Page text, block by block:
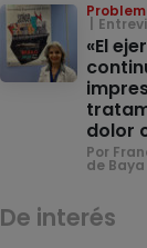
«El
dolor
Por
de Baya
De interés